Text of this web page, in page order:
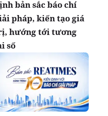
bản sắc báo chí
pháp, kiến tạo giá
hướng tới tương
số